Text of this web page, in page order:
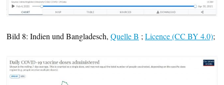
Bild 8: Indien und Bangladesch, Quelle B ;Licence (CC BY 4.0);